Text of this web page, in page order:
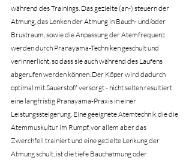
während des Trainings. Das gezielte (an-) steuern der
Atmung, das Lenken der Atmung in Bauch- und/oder
Brustraum, sowie die Anpassung der Atemfrequenz
werden durch Pranayama-Techniken geschult und
verinnerlicht, so dass sie auch während des Laufens
abgerufen werden können. Der Köper wird dadurch
optimal mit Sauerstoff versorgt - nicht selten resultiert
eine langfristig Pranayama-Praxis in einer
Leistungssteigerung. Eine geeignete Atemtechnik die die
Atemmuskultur im Rumpf, vor allem aber das
Zwerchfell trainiert und eine gezielte Lenkung der
Atmung schult, ist die tiefe Bauchatmung oder